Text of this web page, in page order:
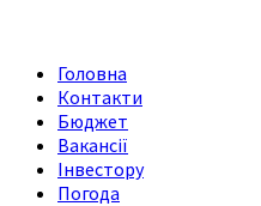
Головна
Контакти
Бюджет
Вакансії
Інвестору
Погода